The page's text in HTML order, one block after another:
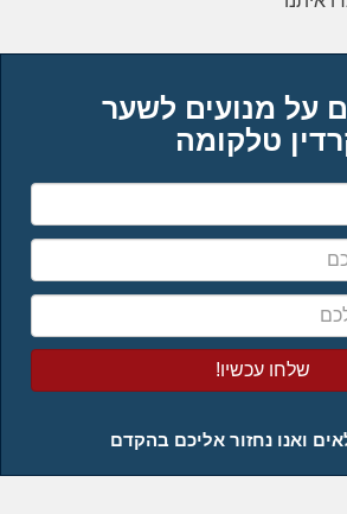
על מנועים לשער
טלקומה
ואנו נחזור אליכם בהקדם